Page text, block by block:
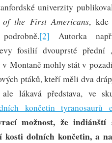
univerzity
of the First Americans, kde
[2] Autorka
fosilií dvouprsté přední
Montaně mohly stát v
ptáků, kteří měli dva
lákavá představa, ve
končetin tyranosaurů
možnost, že indiánští
kosti dolních končetin, a